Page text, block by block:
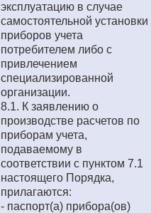
эксплуатацию в случае
самостоятельной установки
приборов учета
потребителем либо с
привлечением
специализированной
организации.
8.1. К заявлению о
производстве расчетов по
приборам учета,
подаваемому в
соответствии с пунктом 7.1
настоящего Порядка,
прилагаются:
- паспорт(а) прибора(ов)